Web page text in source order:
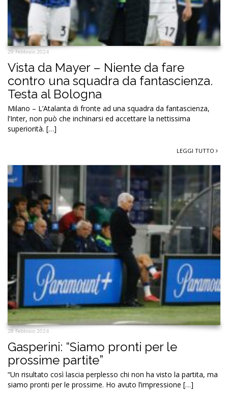
29 Febbraio 2024
Vista da Mayer – Niente da fare
contro una squadra da fantascienza.
Testa al Bologna
Milano – L’Atalanta di fronte ad una squadra da fantascienza,
l’Inter, non può che inchinarsi ed accettare la nettissima
superiorità. […]
LEGGI TUTTO
28 Febbraio 2024
Gasperini: “Siamo pronti per le
prossime partite”
“Un risultato così lascia perplesso chi non ha visto la partita, ma
siamo pronti per le prossime. Ho avuto l’impressione […]